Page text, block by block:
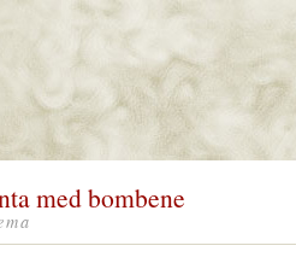
med bombene